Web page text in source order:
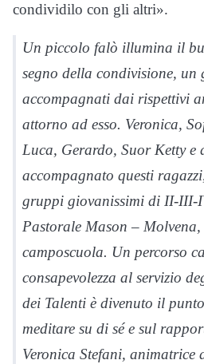
condividilo con gli altri».
Un piccolo falò illumina il
segno della condivisione,
accompagnati dai rispettivi
attorno ad esso. Veronica,
Luca, Gerardo, Suor Ketty e
accompagnato questi
gruppi giovanissimi di II-III-
Pastorale Mason – Molvena,
camposcuola. Un percorso
consapevolezza al servizio
dei Talenti è divenuto il
meditare su di sé e sul
Veronica Stefani, animatrice